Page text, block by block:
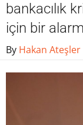
bankacılık
için bir
By Hakan Ateşler